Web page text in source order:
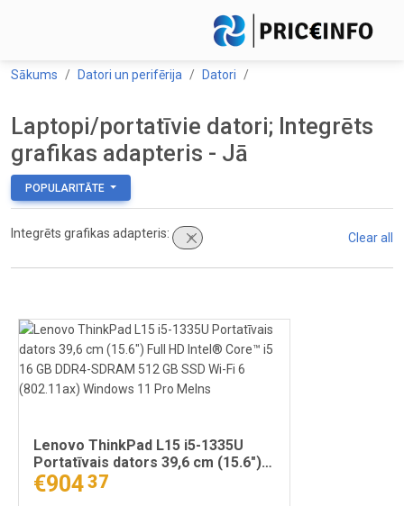
Sākums Datori un perifērija Datori
Laptopi/portatīvie datori; Integrēts
grafikas adapteris - Jā
POPULARITĀTE
Integrēts grafikas adapteris: × Clear all
Lenovo ThinkPad L15 i5-1335U
Portatīvais dators 39,6 cm (15.6")
Full HD Intel® Core™ i5 16 GB
DDR4-SDRAM 512 GB SSD Wi-Fi 6
€90437